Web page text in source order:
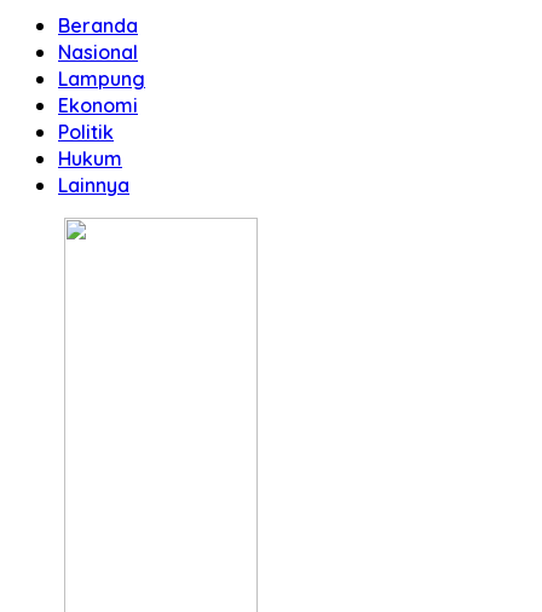
Beranda
Nasional
Lampung
Ekonomi
Politik
Hukum
Lainnya